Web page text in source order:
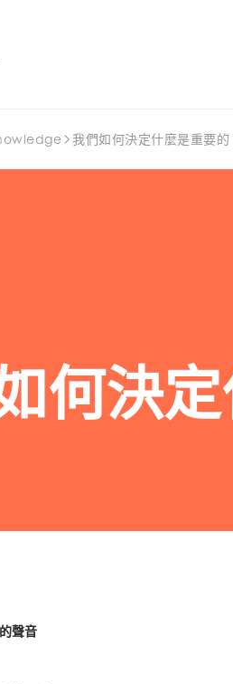
我們如何決定什麼是重要的
何決
聲音